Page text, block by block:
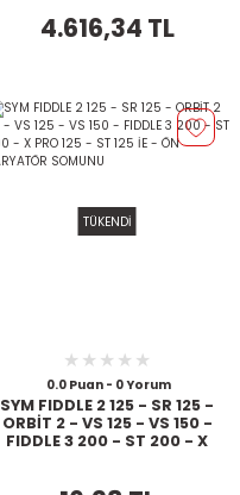
4.616,34 TL
TÜKENDİ
0.0 Puan - 0 Yorum
SYM FIDDLE 2 125 - SR 125 -
ORBİT 2 - VS 125 - VS 150 -
FIDDLE 3 200 - ST 200 - X